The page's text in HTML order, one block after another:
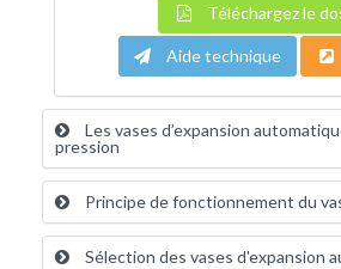
Téléchargez le
Aide technique
Les vases d’expansion
pression
Principe de fonctionnement du
Sélection des vases d'expansion